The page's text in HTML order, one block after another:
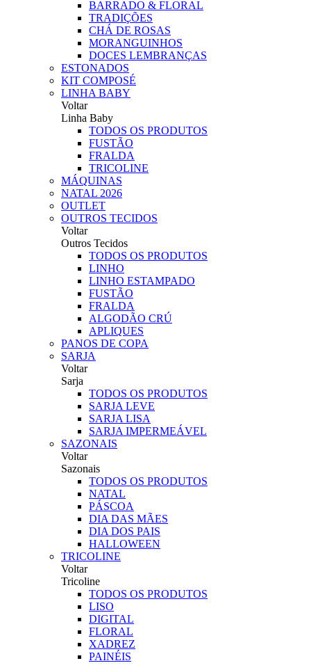
BARRADO & FLORAL
TRADIÇÕES
CHÁ DE ROSAS
MORANGUINHOS
DOCES LEMBRANÇAS
ESTONADOS
KIT COMPOSÉ
LINHA BABY
Voltar
Linha Baby
TODOS OS PRODUTOS
FUSTÃO
FRALDA
TRICOLINE
MÁQUINAS
NATAL 2026
OUTLET
OUTROS TECIDOS
Voltar
Outros Tecidos
TODOS OS PRODUTOS
LINHO
LINHO ESTAMPADO
FUSTÃO
FRALDA
ALGODÃO CRÚ
APLIQUES
PANOS DE COPA
SARJA
Voltar
Sarja
TODOS OS PRODUTOS
SARJA LEVE
SARJA LISA
SARJA IMPERMEÁVEL
SAZONAIS
Voltar
Sazonais
TODOS OS PRODUTOS
NATAL
PÁSCOA
DIA DAS MÃES
DIA DOS PAIS
HALLOWEEN
TRICOLINE
Voltar
Tricoline
TODOS OS PRODUTOS
LISO
DIGITAL
FLORAL
XADREZ
PAINÉIS